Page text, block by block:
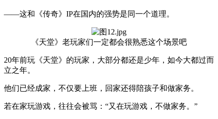
——这和《传奇》IP在国内的强势是同一个道理。
《天堂》老玩家们一定都会很熟悉这个场景吧
20年前玩《天堂》的玩家，大部分都还是少年，如今大都过而
立之年。
他们已经成家，不仅要上班，回家还得陪孩子和做家务。
若在家玩游戏，往往会被骂：“又在玩游戏，不做家务。”